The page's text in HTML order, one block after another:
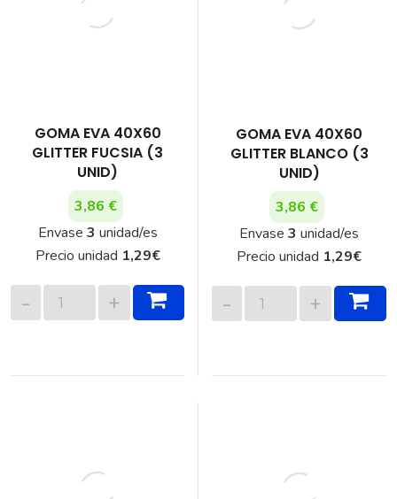
GOMA EVA 40X60
GLITTER FUCSIA (3
UNID)
3,86 €
Envase 3 unidad/es
Precio unidad 1,29€
GOMA EVA 40X60
GLITTER BLANCO (3
UNID)
3,86 €
Envase 3 unidad/es
Precio unidad 1,29€